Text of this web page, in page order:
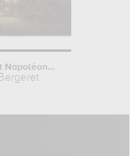
Napoléon...